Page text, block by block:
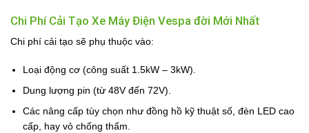
Chi Phí Cải Tạo Xe Máy Điện Vespa đời Mới Nhất
Chi phí cải tạo sẽ phụ thuộc vào:
Loại động cơ (công suất 1.5kW – 3kW).
Dung lượng pin (từ 48V đến 72V).
Các nâng cấp tùy chọn như đồng hồ kỹ thuật số, đèn LED cao
cấp, hay vỏ chống thấm.